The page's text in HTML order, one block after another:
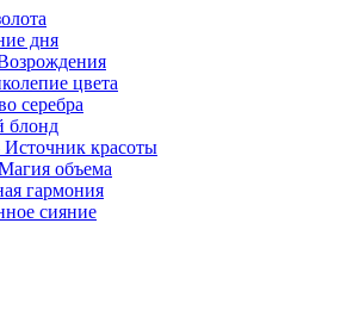
дня
цвета
серебра
блонд
красоты
объема
гармония
сияние